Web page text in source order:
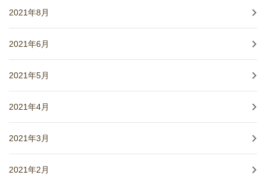
2021年8月
2021年6月
2021年5月
2021年4月
2021年3月
2021年2月